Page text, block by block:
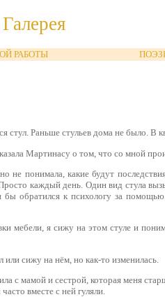
РАБОТЫ
стул. Раньше стульев дома не было. В
Мартинасу о том, что со мной
не понимала, какие будут
каждый день. Один вид стула
бы обратился к психологу за
мебели, я сижу на этом стуле и
или сижу на нём, но как-то изменилась.
с мамой и сестрой, которая меня
вместе с ней гуляли.